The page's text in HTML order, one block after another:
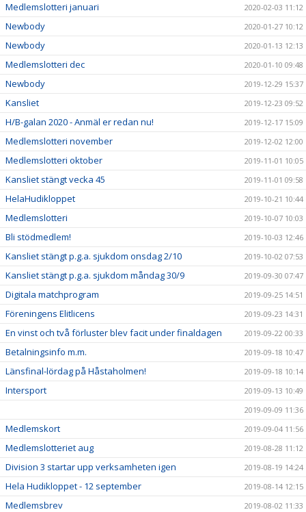
Medlemslotteri januari 2020-02-03 11:12
Newbody 2020-01-27 10:12
Newbody 2020-01-13 12:13
Medlemslotteri dec 2020-01-10 09:48
Newbody 2019-12-29 15:37
Kansliet 2019-12-23 09:52
H/B-galan 2020 - Anmäl er redan nu! 2019-12-17 15:09
Medlemslotteri november 2019-12-02 12:00
Medlemslotteri oktober 2019-11-01 10:05
Kansliet stängt vecka 45 2019-11-01 09:58
HelaHudikloppet 2019-10-21 10:44
Medlemslotteri 2019-10-07 10:03
Bli stödmedlem! 2019-10-03 12:46
Kansliet stängt p.g.a. sjukdom onsdag 2/10 2019-10-02 07:53
Kansliet stängt p.g.a. sjukdom måndag 30/9 2019-09-30 07:47
Digitala matchprogram 2019-09-25 14:51
Föreningens Elitlicens 2019-09-23 14:31
En vinst och två förluster blev facit under finaldagen 2019-09-22 00:33
Betalningsinfo m.m. 2019-09-18 10:47
Länsfinal-lördag på Håstaholmen! 2019-09-18 10:14
Intersport
2019-09-13 10:49
2019-09-09 11:36
Medlemskort 2019-09-04 11:56
Medlemslotteriet aug 2019-08-28 11:12
Division 3 startar upp verksamheten igen 2019-08-19 14:24
Hela Hudikloppet - 12 september 2019-08-14 12:15
Medlemsbrev 2019-08-02 11:33